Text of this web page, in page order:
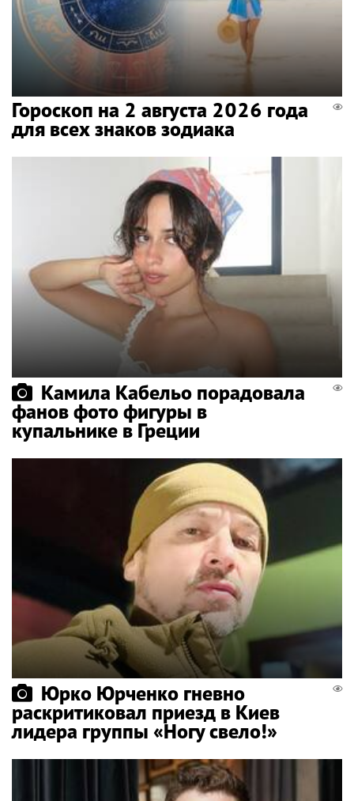
Гороскоп на 2 августа 2026 года
для всех знаков зодиака
Камила Кабельо порадовала
фанов фото фигуры в
купальнике в Греции
Юрко Юрченко гневно
раскритиковал приезд в Киев
лидера группы «Ногу свело!»